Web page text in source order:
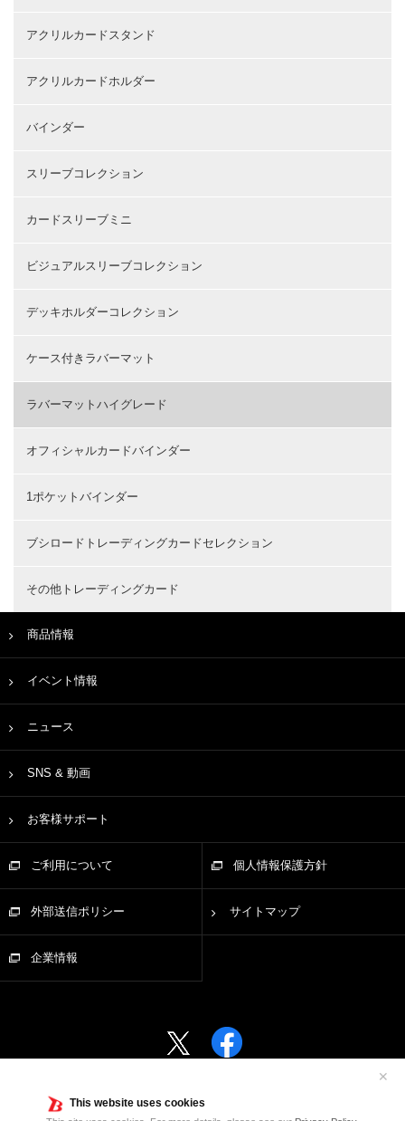
This website uses cookies
✕
アクリルカードスタンド
アクリルカードホルダー
バインダー
スリーブコレクション
カードスリーブミニ
ビジュアルスリーブコレクション
デッキホルダーコレクション
ケース付きラバーマット
ラバーマットハイグレード
オフィシャルカードバインダー
1ポケットバインダー
ブシロードトレーディングカードセレクション
その他トレーディングカード
商品情報
イベント情報
ニュース
SNS & 動画
お客様サポート
ご利用について 個人情報保護方針
外部送信ポリシー サイトマップ
企業情報
©Bushiroad